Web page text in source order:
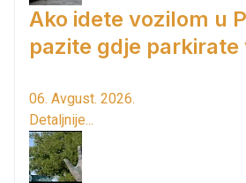
Ako idete vozilom u
pazite gdje parkirate
06. Avgust. 2026.
Detaljnije...